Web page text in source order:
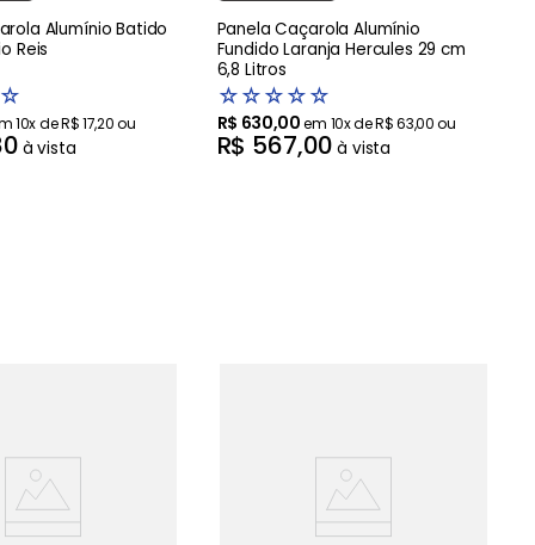
Alumínio Batido
Reis
☆
10x deR$17,20ou
à vista
Panela Caçarola Alumínio
Fundido Laranja Hercules 29 cm
6,8 Litros
☆☆☆☆☆
R$ 630,00em 10x deR$63,00ou
R$ 567,00 à vista